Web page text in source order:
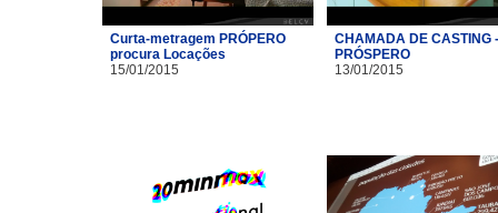
Curta-metragem PRÓPERO
procura Locações
15/01/2015
CHAMADA DE CASTING -
PRÓSPERO
13/01/2015